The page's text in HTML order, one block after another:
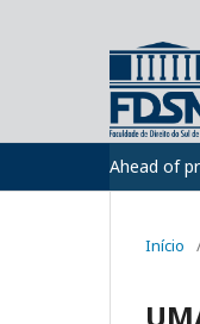
Ahead of
Início